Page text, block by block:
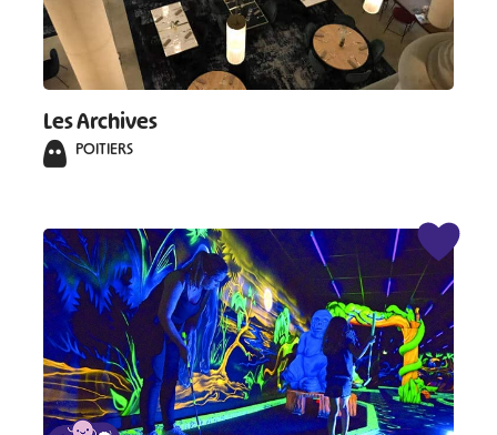
Les Archives
POITIERS
#
#
#